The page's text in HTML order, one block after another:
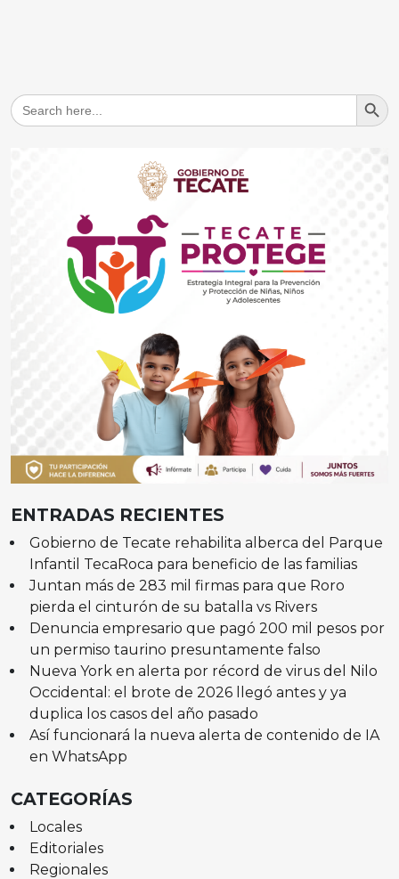
Search
for:
Search
ENTRADAS RECIENTES
Gobierno de Tecate rehabilita alberca del Parque
Infantil TecaRoca para beneficio de las familias
Juntan más de 283 mil firmas para que Roro
pierda el cinturón de su batalla vs Rivers
Denuncia empresario que pagó 200 mil pesos por
un permiso taurino presuntamente falso
Nueva York en alerta por récord de virus del Nilo
Occidental: el brote de 2026 llegó antes y ya
duplica los casos del año pasado
Así funcionará la nueva alerta de contenido de IA
en WhatsApp
CATEGORÍAS
Locales
Editoriales
Regionales